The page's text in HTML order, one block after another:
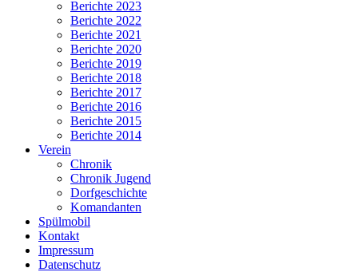
Berichte 2023
Berichte 2022
Berichte 2021
Berichte 2020
Berichte 2019
Berichte 2018
Berichte 2017
Berichte 2016
Berichte 2015
Berichte 2014
Verein
Chronik
Chronik Jugend
Dorfgeschichte
Komandanten
Spülmobil
Kontakt
Impressum
Datenschutz